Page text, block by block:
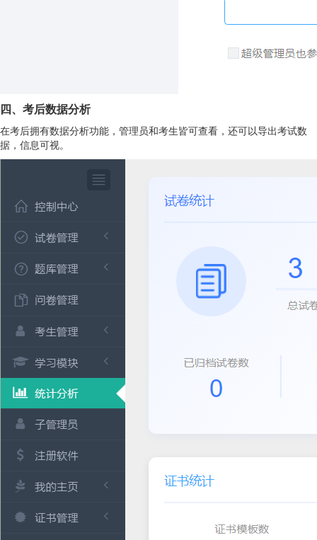
四、考后数据分析
在考后拥有数据分析功能，管理员和考生皆可查看，还可以导出考试数
据，信息可视。